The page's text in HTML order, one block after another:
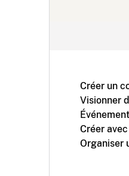
Créer un
Visionner
Créer
Organiser